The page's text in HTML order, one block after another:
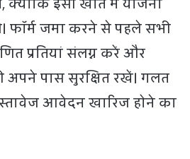
फॉर्म जमा करने से पहले सभी
प्रतियां संलग्न करें और
पास सुरक्षित रखें। गलत
आवेदन खारिज होने का